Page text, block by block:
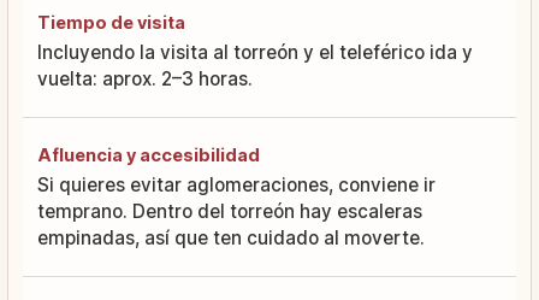
Tiempo de visita
Incluyendo la visita al torreón y el teleférico ida y
vuelta: aprox. 2–3 horas.
Afluencia y accesibilidad
Si quieres evitar aglomeraciones, conviene ir
temprano. Dentro del torreón hay escaleras
empinadas, así que ten cuidado al moverte.